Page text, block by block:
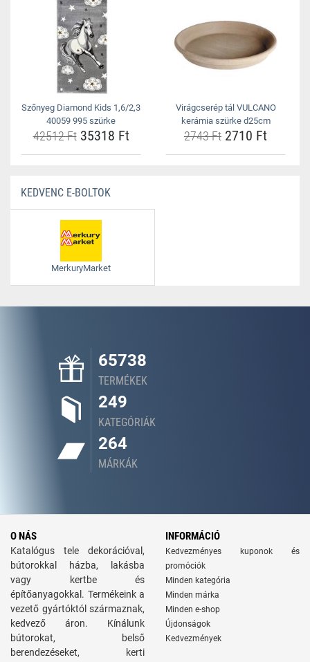
Szőnyeg Diamond Kids 1,6/2,3
40059 995 szürke
42512 Ft35318 Ft
Virágcserép tál VULCANO
kerámia szürke d25cm
2743 Ft 2710 Ft
KEDVENC E-BOLTOK
MerkuryMarket
65738
TERMÉKEK
249
KATEGÓRIÁK
264
MÁRKÁK
O NÁS
Katalógus tele dekorációval,
bútorokkal házba, lakásba
vagy kertbe és
építőanyagokkal. Termékeink a
vezető gyártóktól származnak,
kedvező áron. Kínálunk
bútorokat, belső
berendezéseket, kerti
INFORMÁCIÓ
Kedvezményes kuponok és
promóciók
Minden kategória
Minden márka
Minden e-shop
Újdonságok
Kedvezmények